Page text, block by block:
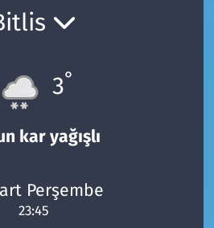
3°
kar yağışlı
Perşembe
23:45